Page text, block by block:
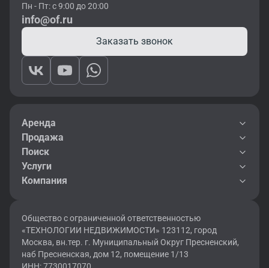
Пн - Пт: с 9:00 до 20:00
info@of.ru
Заказать звонок
Аренда
Продажа
Поиск
Услуги
Компания
Общество с ограниченной ответственностью
«ТЕХНОЛОГИИ НЕДВИЖИМОСТИ» 123112, город
Москва, вн.тер. г. Муниципальный Округ Пресненский,
наб Пресненская, дом 12, помещение 1/13